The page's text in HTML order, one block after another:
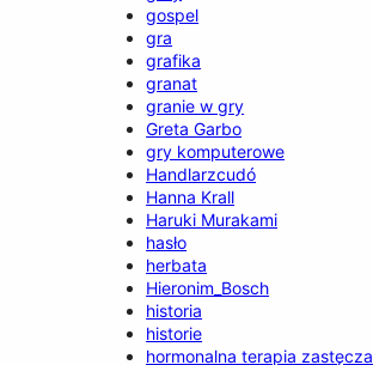
gospel
gra
grafika
granat
granie w gry
Greta Garbo
gry komputerowe
Handlarzcudó
Hanna Krall
Haruki Murakami
hasło
herbata
Hieronim_Bosch
historia
historie
hormonalna terapia zastęcza